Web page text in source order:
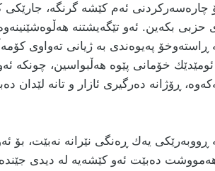
ئەم كێشە گرنگە، جارێكی
حزبی بكەین. ئەو تێگەیشتنە
پەیوەندی بە ژیانی تەواوی
ئومێدێك خۆمانی پێوە هەڵبواسین، چونكە
ڕۆژانە دەرگیری ئازار و تانە لێدان
یەك ڕەنگی نێرانە نەبێت، بۆ
دەبێت ئەو كێشەیە لە دیدی